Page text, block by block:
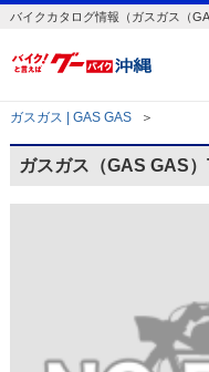
バイクカタログ情報（ガスガス（
ガスガス | GAS GAS ＞
ガスガス（GAS GAS